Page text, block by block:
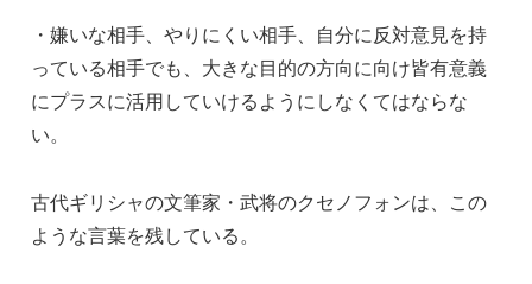
・嫌いな相手、やりにくい相手、自分に反対意見を持
っている相手でも、大きな目的の方向に向け皆有意義
にプラスに活用していけるようにしなくてはならな
い。
古代ギリシャの文筆家・武将のクセノフォンは、この
ような言葉を残している。